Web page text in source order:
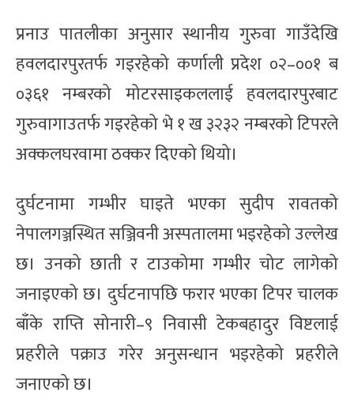
प्रनाउ पातलीका अनुसार स्थानीय गुरुवा गाउँदेखि
हवलदारपुरतर्फ गइरहेको कर्णाली प्रदेश ०२–००१ ब
०३६१ नम्बरको मोटरसाइकललाई हवलदारपुरबाट
गुरुवागाउतर्फ गइरहेको भे १ ख ३२३२ नम्बरको टिपरले
अक्कलघरवामा ठक्कर दिएको थियो।
दुर्घटनामा गम्भीर घाइते भएका सुदीप रावतको
नेपालगञ्जस्थित सञ्जिवनी अस्पतालमा भइरहेको उल्लेख
छ। उनको छाती र टाउकोमा गम्भीर चोट लागेको
जनाइएको छ। दुर्घटनापछि फरार भएका टिपर चालक
बाँके राप्ति सोनारी–९ निवासी टेकबहादुर विष्टलाई
प्रहरीले पक्राउ गरेर अनुसन्धान भइरहेको प्रहरीले
जनाएको छ।